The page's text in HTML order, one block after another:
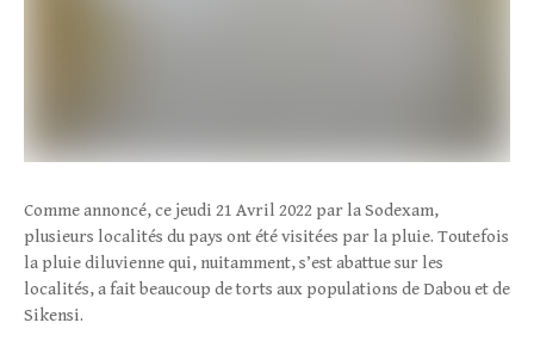
Comme annoncé, ce jeudi 21 Avril 2022 par la Sodexam,
plusieurs localités du pays ont été visitées par la pluie. Toutefois
la pluie diluvienne qui, nuitamment, s’est abattue sur les
localités, a fait beaucoup de torts aux populations de Dabou et de
Sikensi.